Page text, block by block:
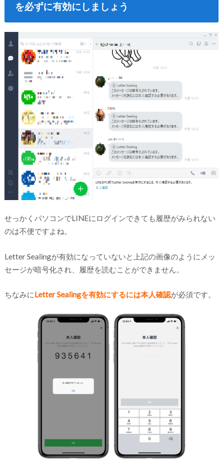
を必ずに有効にしましょう
せっかくパソコンでLINEにログインできても履歴がみられない
のは不便ですよね。
Letter Sealingが有効になっていないと上記の画像のようにメッ
セージが暗号化され、履歴を読むことができません。
ちなみにLetter Sealingを有効にするには本人確認が必須です。